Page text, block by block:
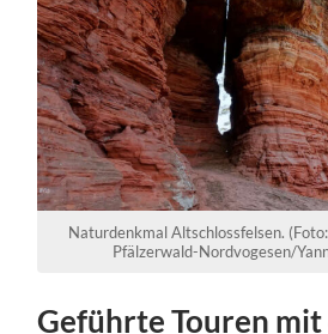
Naturdenkmal Altschlossfelsen.
Pfälzerwald-Nordvogesen/
Geführte Touren mit